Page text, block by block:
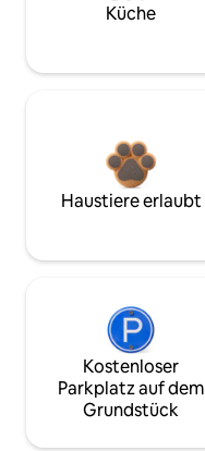
Küche
Haustiere erlaubt
Kostenloser
Parkplatz auf dem
Grundstück